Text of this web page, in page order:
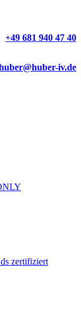
+49 681 940 47 40
iv.de
zertifiziert